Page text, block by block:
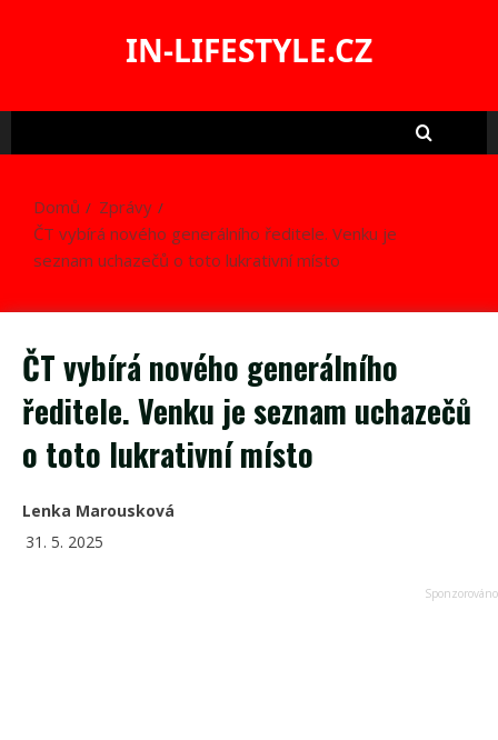
IN-LIFESTYLE.CZ
Domů
Zprávy
ČT vybírá nového generálního ředitele. Venku je
seznam uchazečů o toto lukrativní místo
ČT vybírá nového generálního
ředitele. Venku je seznam uchazečů
o toto lukrativní místo
Lenka Marousková
31. 5. 2025